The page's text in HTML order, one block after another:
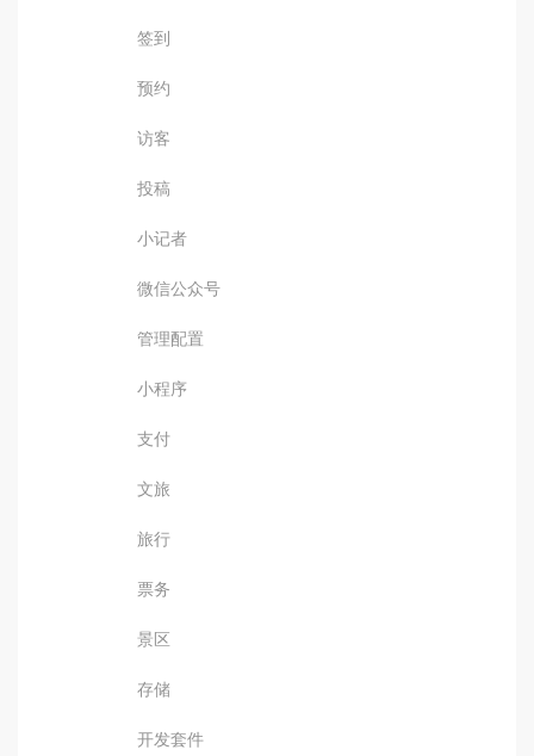
签到
预约
访客
投稿
小记者
微信公众号
管理配置
小程序
支付
文旅
旅行
票务
景区
存储
开发套件